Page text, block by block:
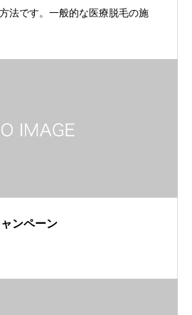
法です。一般的な医療脱毛の施
ンペーン